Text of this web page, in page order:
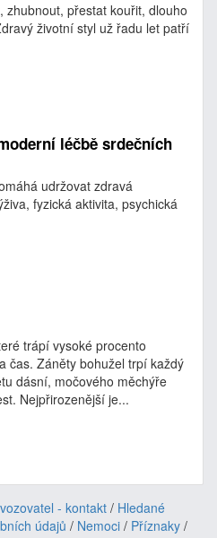
zhubnout, přestat kouřit, dlouho
životní styl už řadu let patří
léčbě srdečních
udržovat zdravá
fyzická aktivita, psychická
trápí vysoké procento
čas. Záněty bohužel trpí každý
dásní, močového měchýře
Nejpřirozenější je...
- kontakt/ Hledané
údajů / Nemoci / Příznaky /